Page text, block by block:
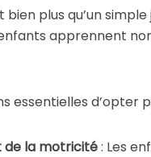
bien plus qu’un
apprennent
essentielles d’opter
de la motricité: Les